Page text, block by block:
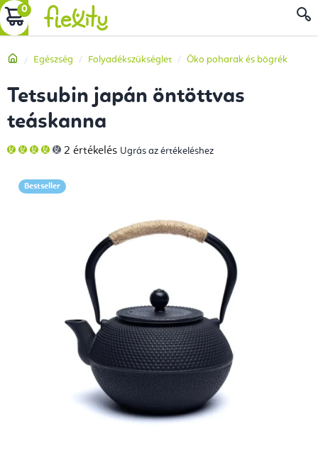
Ugrás
a
tartalomhoz
KOSÁR
Kezdőlap
Egészség Folyadékszükséglet Öko poharak és bögrék
Tetsubin japán öntöttvas
teáskanna
A
termék
5-
ből
2 értékelés Ugrás az értékeléshez
Bestseller